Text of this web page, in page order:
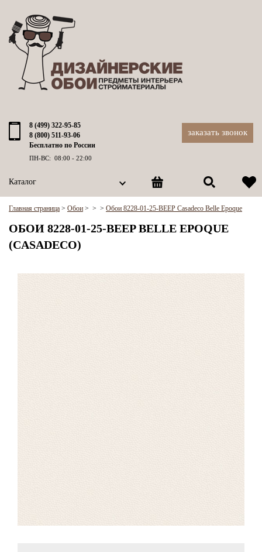
8 (499) 322-95-85
8 (800) 511-93-06
Бесплатно по России
ПН-ВС: 08:00 - 22:00
заказать звонок
Каталог
Главная страница > Обои > > > Обои 8228-01-25-BEEP Casadeco Belle Epoque
ОБОИ 8228-01-25-BEEP BELLE EPOQUE
(CASADECO)